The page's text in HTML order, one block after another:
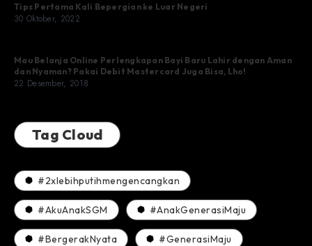
Tips Pertama Kali Bepergian ke Luar Negeri
30 Oktober, 2022
Mau Belanja Online Perlengkapan Bayi Baru Lahir dengan Aman
dan Nyaman? Pakai Debit Mastercard Juga Bisa, Lho!
22 Desember, 2018
Tag Cloud
#2xlebihputihmengencangkan
#AkuAnakSGM #AnakGenerasiMaju
#BergerakNyata #GenerasiMaju